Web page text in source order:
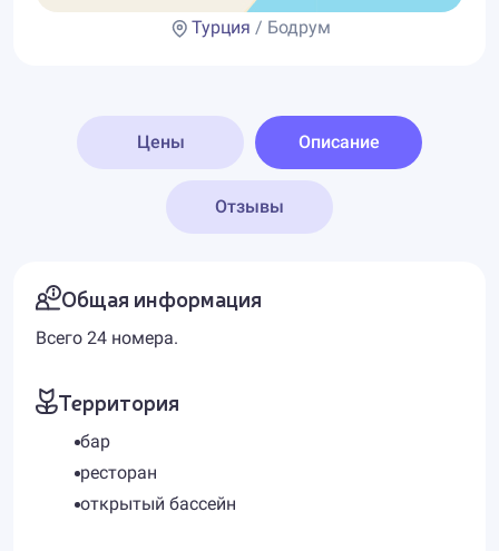
Турция / Бодрум
Цены Описание
Отзывы
Общая информация
Всего 24 номера.
Территория
бар
ресторан
открытый бассейн